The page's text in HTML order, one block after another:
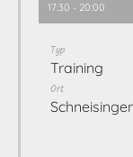
17:30 - 20:00
Typ
Training
Ort